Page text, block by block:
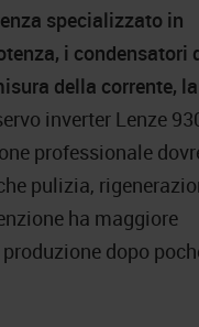
specializzato in
i condensatori
della corrente, la
inverter Lenze
professionale
pulizia,
ha maggiore
dopo